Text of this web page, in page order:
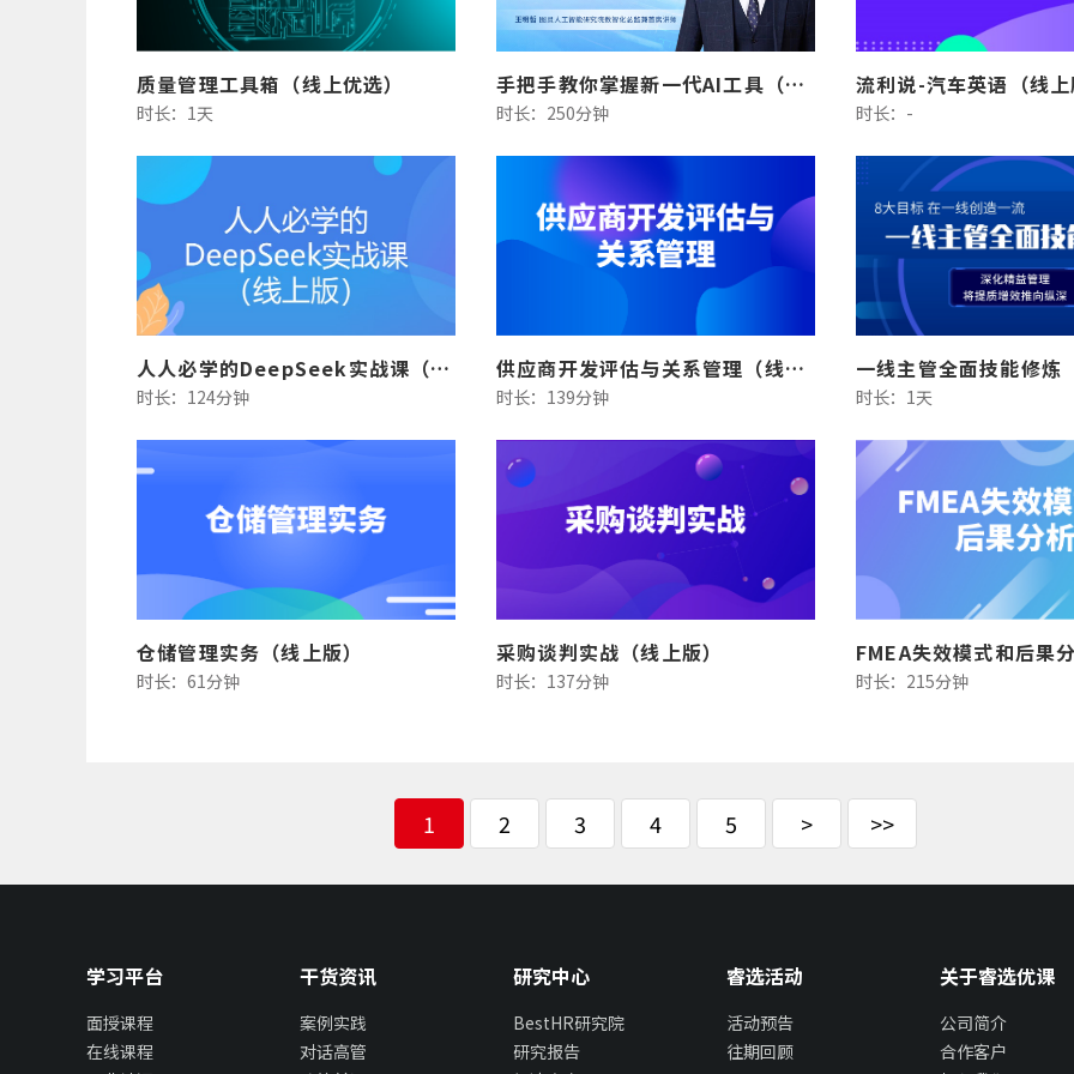
质量管理工具箱（线上优选）
时长：1天
手把手教你掌握新一代AI工具（线上版）
时长：250分钟
流利说-汽车英语（线
时长：-
人人必学的DeepSeek实战课（线上版）
时长：124分钟
供应商开发评估与关系管理（线上版）
时长：139分钟
一线主管全面技能修炼
时长：1天
仓储管理实务（线上版）
时长：61分钟
采购谈判实战（线上版）
时长：137分钟 时长：215分钟
1 2 3 4 5 > >>
学习平台
面授课程
在线课程
干货资讯
案例实践
对话高管
研究中心
BestHR研究院
研究报告
睿选活动
活动预告
往期回顾
关于睿选优课
公司简介
合作客户